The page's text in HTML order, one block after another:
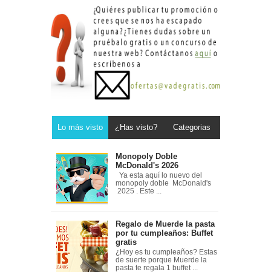
Lo más visto ¿Has visto? Categorias
Monopoly Doble
McDonald's 2026
Ya esta aquí lo nuevo del
monopoly doble McDonald's
2025 . Este ...
Regalo de Muerde la pasta
por tu cumpleaños: Buffet
gratis
¿Hoy es tu cumpleaños? Estas
de suerte porque Muerde la
pasta te regala 1 buffet ...